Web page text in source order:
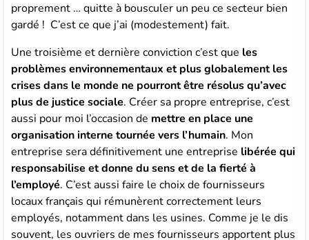
proprement … quitte à bousculer un peu ce secteur bien
gardé ! C’est ce que j’ai (modestement) fait.
Une troisième et dernière conviction c’est que les
problèmes environnementaux et plus globalement les
crises dans le monde ne pourront être résolus qu’avec
plus de justice sociale. Créer sa propre entreprise, c’est
aussi pour moi l’occasion de mettre en place une
organisation interne tournée vers l’humain. Mon
entreprise sera définitivement une entreprise libérée qui
responsabilise et donne du sens et de la fierté à
l’employé. C’est aussi faire le choix de fournisseurs
locaux français qui rémunèrent correctement leurs
employés, notamment dans les usines. Comme je le dis
souvent, les ouvriers de mes fournisseurs apportent plus